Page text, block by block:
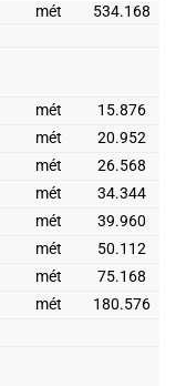
mét 534.168
mét
15.876
mét
20.952
mét
26.568
mét
34.344
mét
39.960
mét
50.112
mét
75.168
mét 180.576